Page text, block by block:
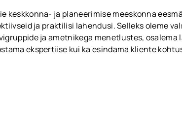
keskkonna- ja planeerimise meeskonna
ja praktilisi lahendusi. Selleks oleme
ja ametnikega menetlustes, osalema
ekspertiise kui ka esindama kliente